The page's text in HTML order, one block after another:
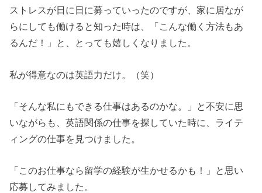
ストレスが日に日に募っていったのですが、家に居なが
らにしても働けると知った時は、「こんな働く方法もあ
るんだ！」と、とっても嬉しくなりました。
私が得意なのは英語力だけ。（笑）
「そんな私にもできる仕事はあるのかな。」と不安に思
いながらも、英語関係の仕事を探していた時に、ライテ
ィングの仕事を見つけました。
「このお仕事なら留学の経験が生かせるかも！」と思い
応募してみました。